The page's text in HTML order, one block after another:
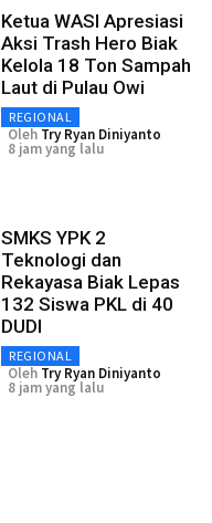
Ketua WASI Apresiasi
Aksi Trash Hero Biak
Kelola 18 Ton Sampah
Laut di Pulau Owi
REGIONAL
Oleh Try Ryan Diniyanto
8 jam yang lalu
SMKS YPK 2
Teknologi dan
Rekayasa Biak Lepas
132 Siswa PKL di 40
DUDI
REGIONAL
Oleh Try Ryan Diniyanto
8 jam yang lalu